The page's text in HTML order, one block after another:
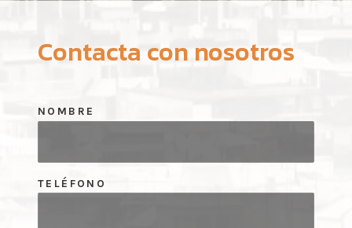
Contacta con nosotros
NOMBRE
TELÉFONO